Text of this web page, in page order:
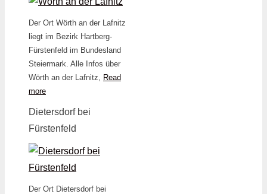
Der Ort Wörth an der Lafnitz
liegt im Bezirk Hartberg-
Fürstenfeld im Bundesland
Steiermark. Alle Infos über
Wörth an der Lafnitz, Read
more
Dietersdorf bei
Fürstenfeld
Der Ort Dietersdorf bei